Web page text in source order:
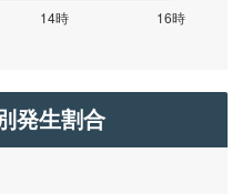
発生割合